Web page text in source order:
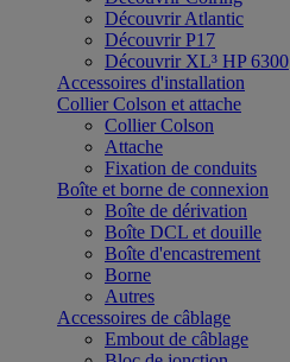
Découvrir Atlantic
Découvrir P17
Découvrir XL³ HP 6300
Accessoires d'installation
Collier Colson et attache
Collier Colson
Attache
Fixation de conduits
Boîte et borne de connexion
Boîte de dérivation
Boîte DCL et douille
Boîte d'encastrement
Borne
Autres
Accessoires de câblage
Embout de câblage